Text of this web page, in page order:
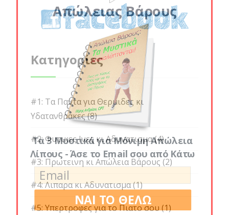
Κατηγορίες
#1: Τα Παντα για Θερμιδες κι
Υδατανθρακες(8)
#2: Φυτικες Ινες κι Αδυνατισμα(4)
#3: Πρωτεινη κι Απώλεια Βάρους (2)
#4: Λιπαρα κι Αδυνατισμα(1)
#5: Υπερτροφες για το Πιατο σου(1)
Απώλειας Βάρους
Τα 3 Μυστικά για Μόνιμη Απώλεια
Λίπους - Άσε το Email σου από Κάτω
ΝΑΙ ΤΟ ΘΕΛΩ